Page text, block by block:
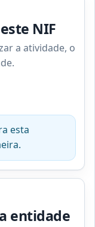
NIF
a atividade, o
esta
entidade